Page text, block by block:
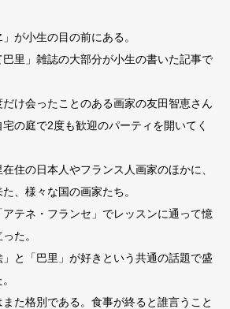
が小生の目の前にある。
巴里」雑誌の大部分が小生の書いた記事で
だけ会ったことのある画家の友田智恵さん
の庭で2度も歓迎のパーティを開いてく
住の日本人やフランス人画家のほかに、
、様々な国の画家たち。
テネ・フランセ」でレッスンに通って憶
た。
と「巴里」が好きという共通の話題で盛
た格別である。食事が終ると誰言うこと